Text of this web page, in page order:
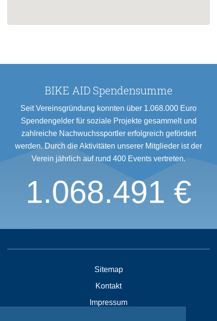
BIKE AID Spendensumme
Seit Vereinsgründung konnten über 1.068.000 Euro
Spendengelder für soziale Projekte gesammelt und
zahlreiche Nachwuchssportler erfolgreich gefördert
werden. Durch die Aktivitäten unserer Mitglieder ist der
Verein jährlich auf rund 400 Events vertreten.
1.068.491 €
Sitemap
Kontakt
Impressum